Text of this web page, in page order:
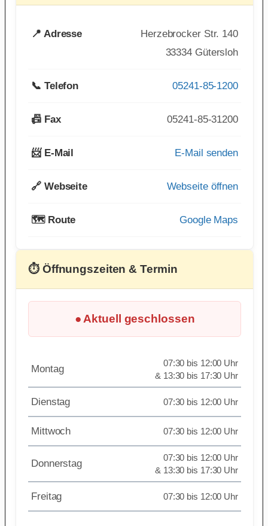
📍 Adresse
Herzebrocker Str. 140
33334 Gütersloh
📞 Telefon 05241-85-1200
📠 Fax 05241-85-31200
📨 E-Mail E-Mail senden
🔗 Webseite Webseite öffnen
🗺️ Route Google Maps
⏱ Öffnungszeiten & Termin
● Aktuell geschlossen
Montag
07:30 bis 12:00 Uhr
& 13:30 bis 17:30 Uhr
Dienstag 07:30 bis 12:00 Uhr
Mittwoch 07:30 bis 12:00 Uhr
Donnerstag
07:30 bis 12:00 Uhr
& 13:30 bis 17:30 Uhr
Freitag 07:30 bis 12:00 Uhr